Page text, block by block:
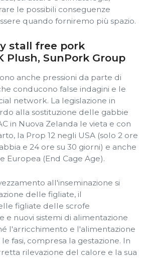
le possibili conseguenze
quando forniremo più spazio.
stall free pork
Plush, SunPork Group
anche pressioni da parte di
conducono false indagini e le
network. La legislazione in
alla sostituzione delle gabbie
in Nuova Zelanda le vieta e con
la Prop 12 negli USA (solo 2 ore
e 24 ore su 30 giorni) e anche
Europea (End Cage Age).
all'inseminazione si
delle figliate, il
figliate delle scrofe
nuovi sistemi di alimentazione
l'arricchimento e l'alimentazione
fasi, compresa la gestazione. In
rilevazione del calore e la sua